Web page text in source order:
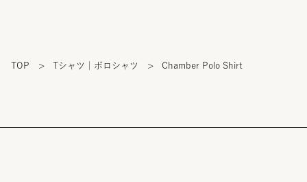
TOP > Tシャツ｜ポロシャツ > Chamber Polo Shirt